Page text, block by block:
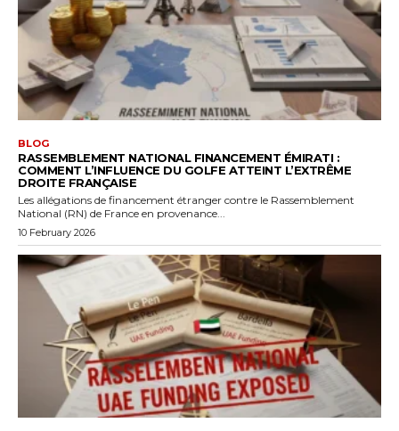
BLOG
RASSEMBLEMENT NATIONAL FINANCEMENT ÉMIRATI :
COMMENT L’INFLUENCE DU GOLFE ATTEINT L’EXTRÊME
DROITE FRANÇAISE
Les allégations de financement étranger contre le Rassemblement
National (RN) de France en provenance...
10 February 2026